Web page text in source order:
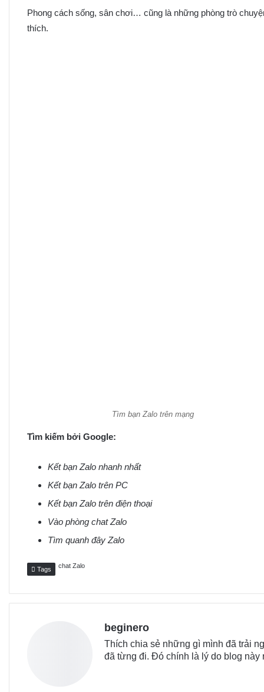
Phong cách sống, sân chơi… cũng là những phòng trò
thích.
Tìm bạn Zalo trên mạng
Tìm kiếm bởi Google:
Kết bạn Zalo nhanh nhất
Kết bạn Zalo trên PC
Kết bạn Zalo trên điện thoại
Vào phòng chat Zalo
Tìm quanh đây Zalo
Tags chat Zalo
beginero
Thích chia sẻ những gì mình đã trải
đã từng đi. Đó chính là lý do blog này